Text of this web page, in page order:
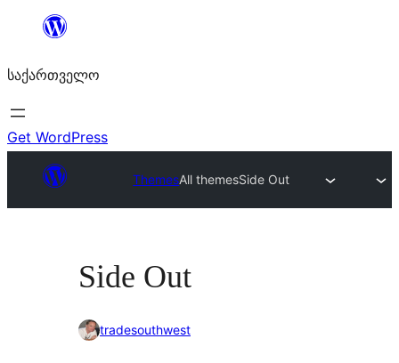
შიგთავსზე
საქართველო
Get WordPress
ThemesAll themesSide Out
Side Out
tradesouthwest